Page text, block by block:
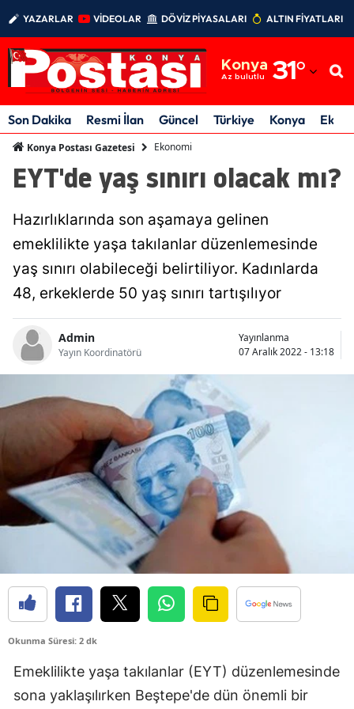
YAZARLAR VİDEOLAR DÖVİZ PİYASALARI ALTIN FİYATLARI
Konya
Az bulutlu 31°
Adıyaman
Afyonkarahisar
Amasya
Ankara
Antalya
Artvin
Aydın
Balıkesir
Bilecik
Bingöl
Bitlis
Bolu
Burdur
Bursa
Çanakkale
Çankırı
Denizli
Diyarbakır
Son Dakika Resmi İlan Güncel Türkiye Konya
Konya Postası Gazetesi Ekonomi
EYT'de yaş sınırı olacak mı?
Hazırlıklarında son aşamaya gelinen
emeklilikte yaşa takılanlar düzenlemesinde
yaş sınırı olabileceği belirtiliyor. Kadınlarda
48, erkeklerde 50 yaş sınırı tartışılıyor
Admin
Yayın Koordinatörü
Yayınlanma
07 Aralık 2022 - 13:18
Okunma Süresi: 2 dk
Emeklilikte yaşa takılanlar (EYT) düzenlemesinde
sona yaklaşılırken Beştepe'de dün önemli bir